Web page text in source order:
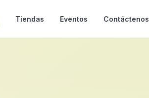
Tiendas Eventos Contáctenos